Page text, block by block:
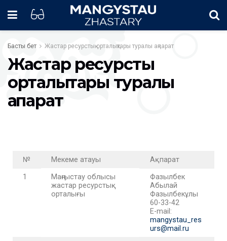
Басты бет Жастар ресурстық орталықтары туралы ақпарат
Жастар ресурстық
орталықтары туралы
ақпарат
№ Мекеме атауы
Ақпарат
1
Маңғыстау облысы
жастар ресурстық
орталығы
Фазылбек
Абылай
Фазылбекұлы
60-33-42
E-mail:
mangystau_res
urs@mail.ru